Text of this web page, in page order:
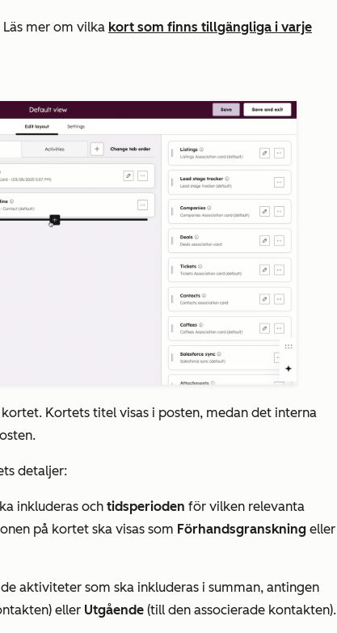
Läs mer om vilka kort som finns tillgängliga i varje
Kortets titel visas i posten, medan det interna
detaljer:
inkluderas och tidsperioden för vilken relevanta
på kortet ska visas som Förhandsgranskning eller
aktiviteter som ska inkluderas i summan, antingen
eller Utgående (till den associerade kontakten).